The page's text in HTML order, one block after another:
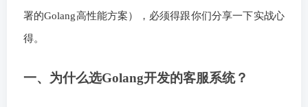
署的Golang高性能方案），必须得跟你们分享一下实战心
得。
一、为什么选Golang开发的客服系统？